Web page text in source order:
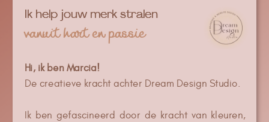
Ik help jouw merk stralen
vanuit hart en passie
Ik help jouw merk stralen
Hi, ik ben Marcia!
De creatieve kracht achter Dream Design Studio.
Ik ben gefascineerd door de kracht van kleuren,